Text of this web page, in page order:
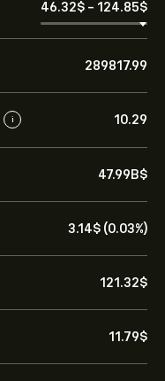
46.32‎$‎ - 124.85‎$‎
289817.99
i 10.29
47.99B‎$‎
3.14‎$‎ (0.03%)
121.32‎$‎
11.79‎$‎